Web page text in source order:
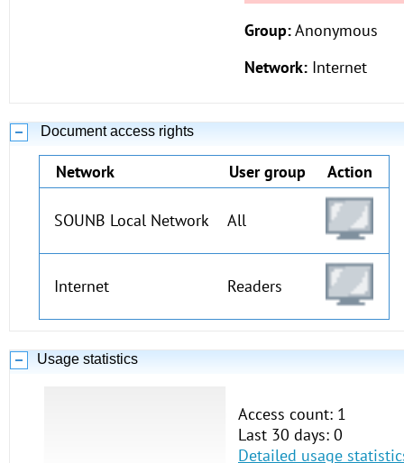
Group:Anonymous
Network: Internet
Document access rights
Network User group Action
SOUNB Local Network All
Internet Readers
Usage statistics
Access count: 1
Last 30 days: 0
Detailed usage